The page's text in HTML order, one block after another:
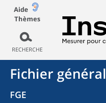
Aide
Thèmes
RECHERCHE
Fichier
FGE